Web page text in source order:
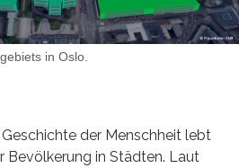
in Oslo.
der Menschheit lebt
Bevölkerung in Städten. Laut